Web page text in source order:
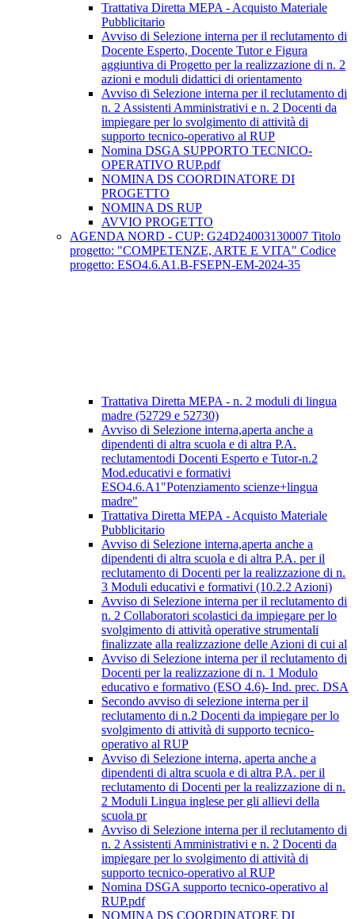
Trattativa Diretta MEPA - Acquisto Materiale
Pubblicitario
Avviso di Selezione interna per il reclutamento di
Docente Esperto, Docente Tutor e Figura
aggiuntiva di Progetto per la realizzazione di n. 2
azioni e moduli didattici di orientamento
Avviso di Selezione interna per il reclutamento di
n. 2 Assistenti Amministrativi e n. 2 Docenti da
impiegare per lo svolgimento di attività di
supporto tecnico-operativo al RUP
Nomina DSGA SUPPORTO TECNICO-
OPERATIVO RUP.pdf
NOMINA DS COORDINATORE DI
PROGETTO
NOMINA DS RUP
AVVIO PROGETTO
AGENDA NORD - CUP: G24D24003130007 Titolo
progetto: "COMPETENZE, ARTE E VITA" Codice
progetto: ESO4.6.A1.B-FSEPN-EM-2024-35
Trattativa Diretta MEPA - n. 2 moduli di lingua
madre (52729 e 52730)
Avviso di Selezione interna,aperta anche a
dipendenti di altra scuola e di altra P.A.
reclutamentodi Docenti Esperto e Tutor-n.2
Mod.educativi e formativi
ESO4.6.A1"Potenziamento scienze+lingua
madre"
Trattativa Diretta MEPA - Acquisto Materiale
Pubblicitario
Avviso di Selezione interna,aperta anche a
dipendenti di altra scuola e di altra P.A. per il
reclutamento di Docenti per la realizzazione di n.
3 Moduli educativi e formativi (10.2.2 Azioni)
Avviso di Selezione interna per il reclutamento di
n. 2 Collaboratori scolastici da impiegare per lo
svolgimento di attività operative strumentali
finalizzate alla realizzazione delle Azioni di cui al
Avviso di Selezione interna per il reclutamento di
Docenti per la realizzazione di n. 1 Modulo
educativo e formativo (ESO 4.6)- Ind. prec. DSA
Secondo avviso di selezione interna per il
reclutamento di n.2 Docenti da impiegare per lo
svolgimento di attività di supporto tecnico-
operativo al RUP
Avviso di Selezione interna, aperta anche a
dipendenti di altra scuola e di altra P.A. per il
reclutamento di Docenti per la realizzazione di n.
2 Moduli Lingua inglese per gli allievi della
scuola pr
Avviso di Selezione interna per il reclutamento di
n. 2 Assistenti Amministrativi e n. 2 Docenti da
impiegare per lo svolgimento di attività di
supporto tecnico-operativo al RUP
Nomina DSGA supporto tecnico-operativo al
RUP.pdf
NOMINA DS COORDINATORE DI